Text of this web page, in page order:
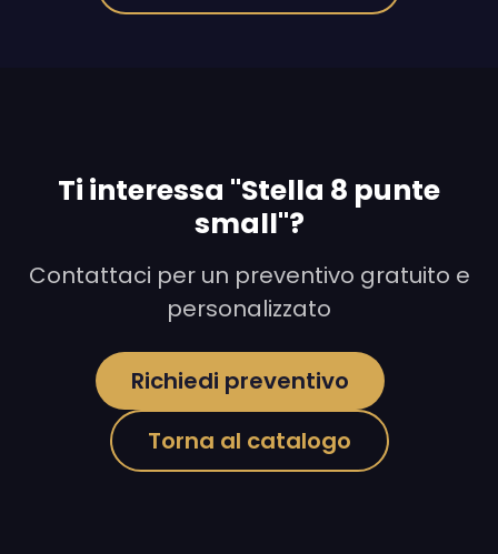
Ti interessa "Stella 8 punte
small"?
Contattaci per un preventivo gratuito e
personalizzato
Richiedi preventivo
Torna al catalogo